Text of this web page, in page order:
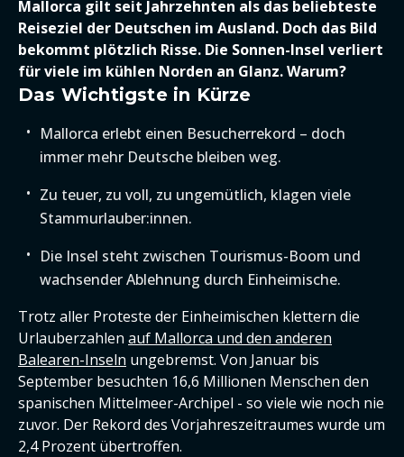
Mallorca gilt seit Jahrzehnten als das beliebteste
Reiseziel der Deutschen im Ausland. Doch das Bild
bekommt plötzlich Risse. Die Sonnen-Insel verliert
für viele im kühlen Norden an Glanz. Warum?
Das Wichtigste in Kürze
Mallorca erlebt einen Besucherrekord – doch
immer mehr Deutsche bleiben weg.
Zu teuer, zu voll, zu ungemütlich, klagen viele
Stammurlauber:innen.
Die Insel steht zwischen Tourismus-Boom und
wachsender Ablehnung durch Einheimische.
Trotz aller Proteste der Einheimischen klettern die
Urlauberzahlen auf Mallorca und den anderen
Balearen-Inseln ungebremst. Von Januar bis
September besuchten 16,6 Millionen Menschen den
spanischen Mittelmeer-Archipel - so viele wie noch nie
zuvor. Der Rekord des Vorjahreszeitraumes wurde um
2,4 Prozent übertroffen.